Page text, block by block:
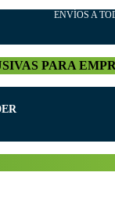
ENVÍOS A
PARA